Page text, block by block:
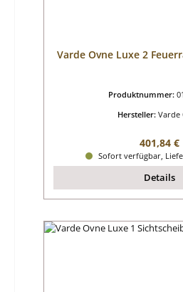
Varde Ovne Luxe 2
Produktnummer:
Hersteller: Varde
401,84 €
Sofort verfügbar,
Details